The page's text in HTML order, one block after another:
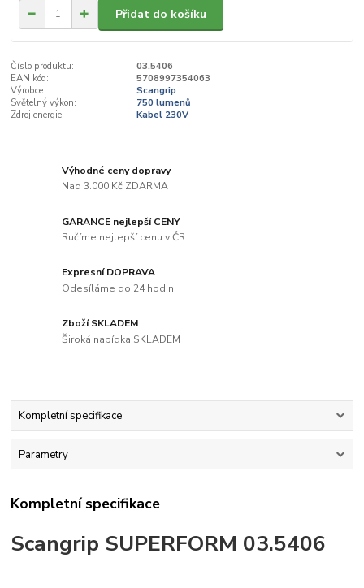
Přidat do košíku
Číslo produktu:
03.5406
EAN kód:
5708997354063
Výrobce:
Scangrip
Světelný výkon:
750 lumenů
Zdroj energie:
Kabel 230V
Výhodné ceny dopravy
Nad 3.000 Kč ZDARMA
GARANCE nejlepší CENY
Ručíme nejlepší cenu v ČR
Expresní DOPRAVA
Odesíláme do 24 hodin
Zboží SKLADEM
Široká nabídka SKLADEM
Kompletní specifikace
Parametry
Kompletní specifikace
Scangrip SUPERFORM 03.5406